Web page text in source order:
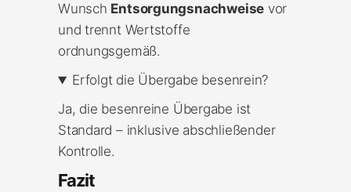
Wunsch Entsorgungsnachweise vor
und trennt Wertstoffe
ordnungsgemäß.
Erfolgt die Übergabe besenrein?
Ja, die besenreine Übergabe ist
Standard – inklusive abschließender
Kontrolle.
Fazit